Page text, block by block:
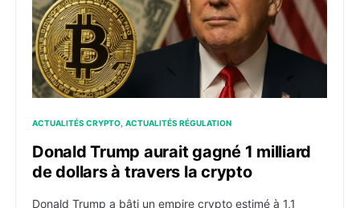
ACTUALITÉS CRYPTO ACTUALITÉS RÉGULATION
Donald Trump aurait gagné 1 milliard
de dollars à travers la crypto
Donald Trump a bâti un empire crypto estimé à 1,1